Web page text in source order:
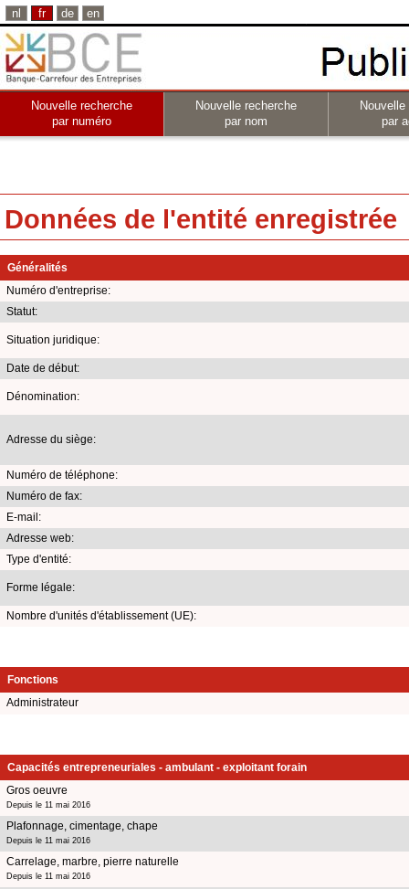
nl fr de en
Nouvelle recherche
par numéro
Nouvelle recherche
par nom
par
Données de l'entité enregistrée
Généralités
Numéro d'entreprise:
Statut:
Situation juridique:
Date de début:
Dénomination:
Adresse du siège:
Numéro de téléphone:
Numéro de fax:
E-mail:
Adresse web:
Type d'entité:
Forme légale:
Nombre d'unités d'établissement (UE):
Fonctions
Administrateur
Capacités entrepreneuriales - ambulant - exploitant forain
Gros oeuvre
Depuis le 11 mai 2016
Plafonnage, cimentage, chape
Depuis le 11 mai 2016
Carrelage, marbre, pierre naturelle
Depuis le 11 mai 2016